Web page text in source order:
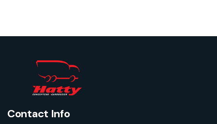
Contact Info